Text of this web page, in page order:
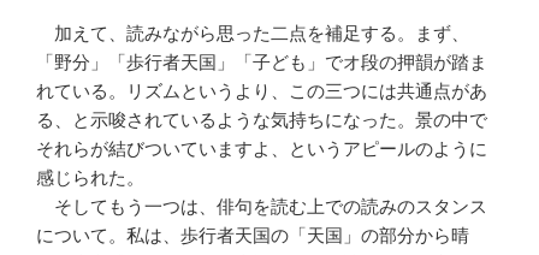
加えて、読みながら思った二点を補足する。まず、
「野分」「歩行者天国」「子ども」でオ段の押韻が踏ま
れている。リズムというより、この三つには共通点があ
る、と示唆されているような気持ちになった。景の中で
それらが結びついていますよ、というアピールのように
感じられた。
そしてもう一つは、俳句を読む上での読みのスタンス
について。私は、歩行者天国の「天国」の部分から晴